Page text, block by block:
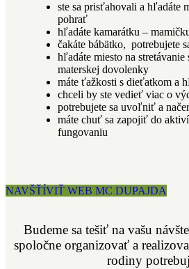
ste sa prisťahovali a hľadáte
pohrať
hľadáte kamarátku –
čakáte bábätko, potrebujete
hľadáte miesto na stretávanie
materskej dovolenky
máte ťažkosti s dieťatkom a
chceli by ste vedieť viac o
potrebujete sa uvoľniť a
máte chuť sa zapojiť do
fungovaniu
NAVŠŤÍVIŤ WEB MC DUPAJDA
Budeme sa tešiť na vašu
spoločne organizovať a
rodiny